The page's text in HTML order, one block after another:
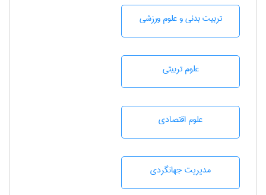
تربيت بدنی و علوم ورزشی
علوم تربيتی
علوم اقتصادی
مديريت جهانگردی